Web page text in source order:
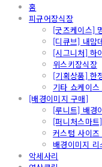
홈
피규어장식장
[굿즈케이스]
[디큐브] 내맘
[시그니처] 하
위스키장식장
[기획상품] 한
기타 쇼케이스
[배경이미지 구매]
[루니트] 배경
[퍼니처스마
커스텀 사이
배경이미지
악세사리